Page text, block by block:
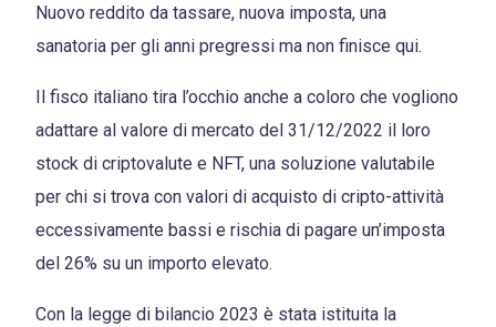
Nuovo reddito da tassare, nuova imposta, una
sanatoria per gli anni pregressi ma non finisce qui.
Il fisco italiano tira l’occhio anche a coloro che vogliono
adattare al valore di mercato del 31/12/2022 il loro
stock di criptovalute e NFT, una soluzione valutabile
per chi si trova con valori di acquisto di cripto-attività
eccessivamente bassi e rischia di pagare un’imposta
del 26% su un importo elevato.
Con la legge di bilancio 2023 è stata istituita la